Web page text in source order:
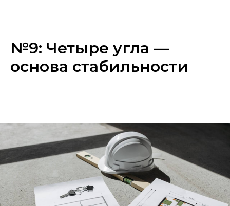
№9: Четыре угла —
основа стабильности